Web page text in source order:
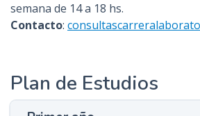
semana de 14 a 18 hs.
Contacto:
Plan de Estudios